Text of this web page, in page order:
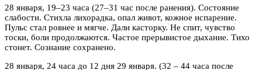
28 января, 19–23 часа (27–31 час после ранения). Состояние
слабости. Стихла лихорадка, опал живот, кожное испарение.
Пульс стал ровнее и мягче. Дали касторку. Не спит, чувство
тоски, боли продолжаются. Частое прерывистое дыхание. Тихо
стонет. Сознание сохранено.
28 января, 24 часа до 12 дня 29 января. (32 – 44 часа после